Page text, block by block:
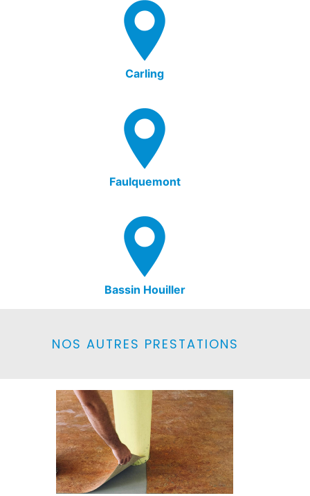
Carling
Faulquemont
Bassin Houiller
NOS AUTRES PRESTATIONS